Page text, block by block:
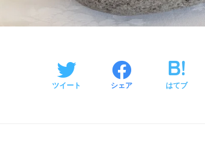
ツイート シェア はてブ